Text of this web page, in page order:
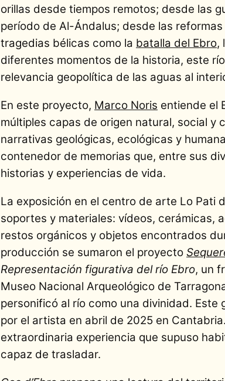
orillas desde tiempos remotos; desde las
período de Al-Ándalus; desde las
tragedias bélicas como la batalla del Ebro,
diferentes momentos de la historia, este
relevancia geopolítica de las aguas al
En este proyecto, Marco Noris entiende el
múltiples capas de origen natural, social y
narrativas geológicas, ecológicas y
contenedor de memorias que, entre sus
historias y experiencias de vida.
La exposición en el centro de arte Lo Pati
soportes y materiales: vídeos, cerámicas,
restos orgánicos y objetos encontrados
producción se sumaron el proyecto
Representación figurativa del río Ebro, un
Museo Nacional Arqueológico de
personificó al río como una divinidad.
por el artista en abril de 2025 en
extraordinaria experiencia que supuso
capaz de trasladar.